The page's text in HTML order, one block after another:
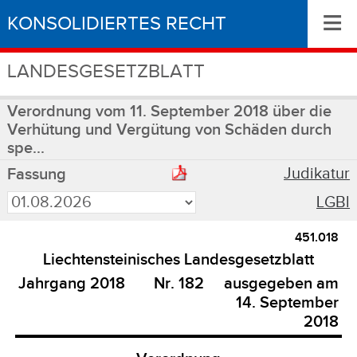
KONSOLIDIERTES RECHT
LANDESGESETZBLATT
≡
Verordnung vom 11. September 2018 über die
Verhütung und Vergütung von Schäden durch
spe...
Fassung
Judikatur
LGBl